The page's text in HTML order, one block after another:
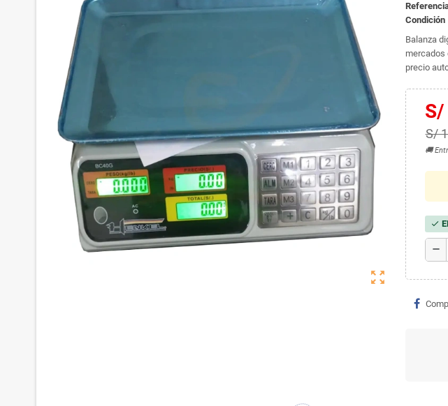
zoom_out_map
Condición
Balanza
mercados
precio
S/
🚚
check
remove